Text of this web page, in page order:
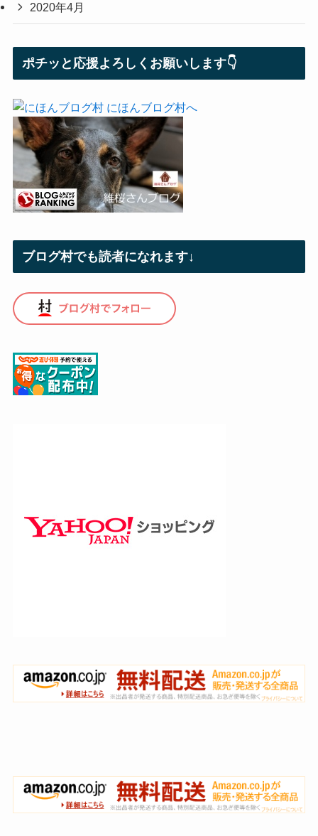
2020年4月
ポチッと応援よろしくお願いします👇
ブログ村でも読者になれます↓